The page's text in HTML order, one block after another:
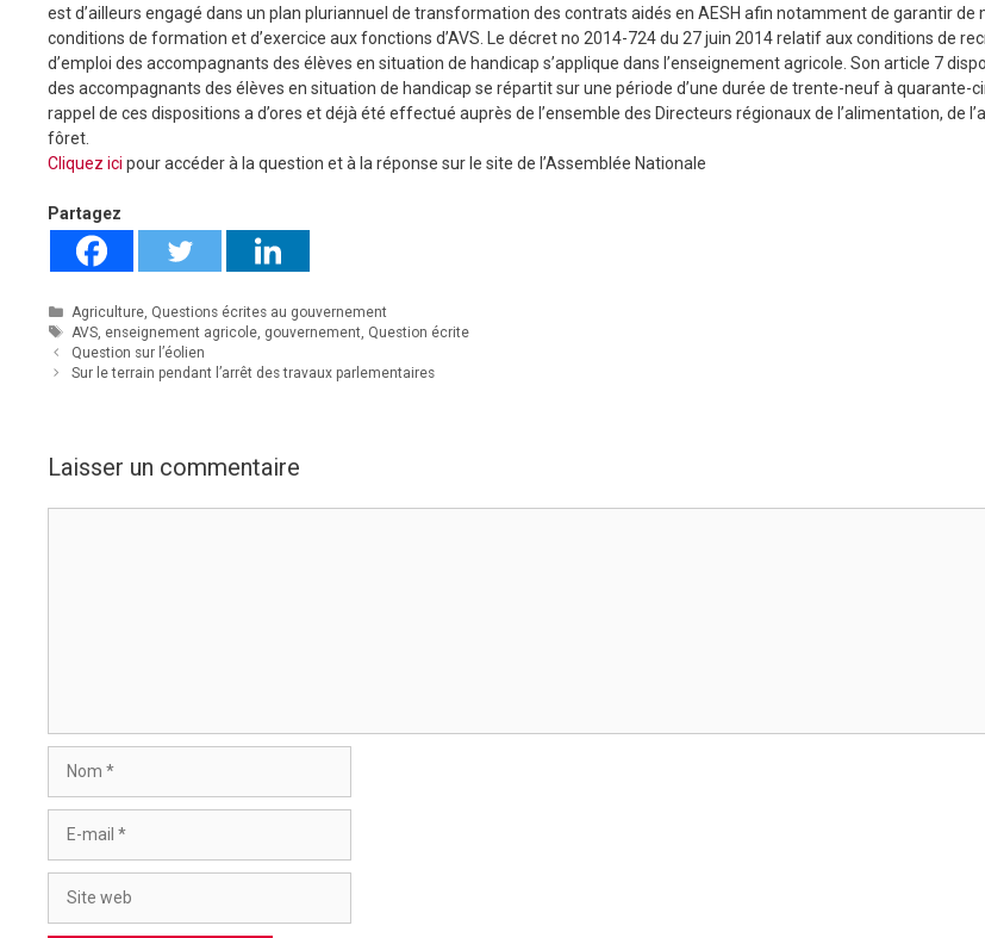
est d’ailleurs engagé dans un plan pluriannuel de transformation des contrats aidés en AESH afin notamment de garantir de
conditions de formation et d’exercice aux fonctions d’AVS. Le décret no 2014-724 du 27 juin 2014 relatif aux conditions de
d’emploi des accompagnants des élèves en situation de handicap s’applique dans l’enseignement agricole. Son article 7
des accompagnants des élèves en situation de handicap se répartit sur une période d’une durée de trente-neuf à quarante-
rappel de ces dispositions a d’ores et déjà été effectué auprès de l’ensemble des Directeurs régionaux de l’alimentation, de
fôret.
Cliquez ici pour accéder à la question et à la réponse sur le site de l’Assemblée Nationale
Partagez
Catégories
Agriculture, Questions écrites au gouvernement
Étiquettes
AVS, enseignement agricole, gouvernement, Question écrite
Question sur l’éolien
Sur le terrain pendant l’arrêt des travaux parlementaires
Laisser un commentaire
mail
web